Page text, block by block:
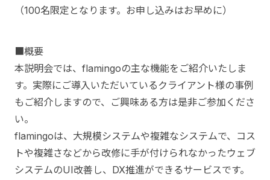
（100名限定となります。お申し込みはお早めに）
■概要
本説明会では、flamingoの主な機能をご紹介いたしま
す。実際にご導入いただいているクライアント様の事例
もご紹介しますので、ご興味ある方は是非ご参加くださ
い。
flamingoは、大規模システムや複雑なシステムで、コス
トや複雑さなどから改修に手が付けられなかったウェブ
システムのUI改善し、DX推進ができるサービスです。